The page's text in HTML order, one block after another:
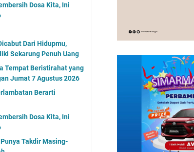
Dosa Kita, Ini
Dari Hidupmu,
Sekarung Penuh Uang
Tempat Beristirahat yang
Jumat 7 Agustus 2026
Berarti
Dosa Kita, Ini
Takdir Masing-